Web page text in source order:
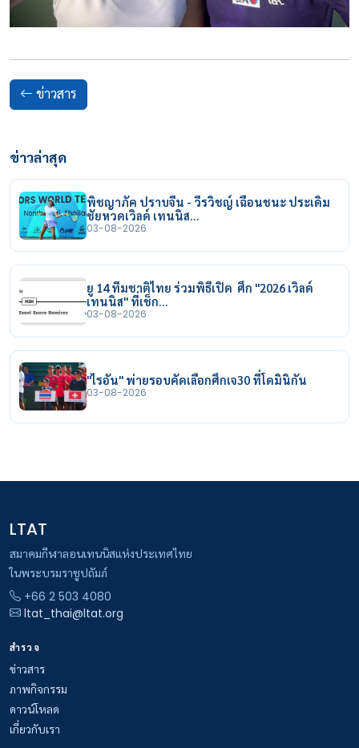
ข่าวสาร
ข่าวล่าสุด
พิชญาภัค ปราบจีน - วีรวิชญ์ เฉือนชนะ ประเดิม
ชัยหวดเวิลด์ เทนนิส…
03-08-2026
ยู 14 ทีมชาติไทย ร่วมพิธีเปิด ศึก "2026 เวิลด์
เทนนิส" ที่เช็ก…
03-08-2026
"ไรอัน" พ่ายรอบคัดเลือกศึกเจ30 ที่โดมินิกัน
03-08-2026
LTAT
สมาคมกีฬาลอนเทนนิสแห่งประเทศไทย
ในพระบรมราชูปถัมภ์
+66 2 503 4080
ltat_thai@ltat.org
สำรวจ
ข่าวสาร
ภาพกิจกรรม
ดาวน์โหลด
เกี่ยวกับเรา